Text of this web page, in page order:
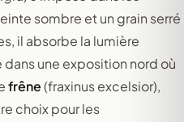
sombre et un grain serré
il absorbe la lumière
une exposition nord où
frêne(fraxinus excelsior),
choix pour les